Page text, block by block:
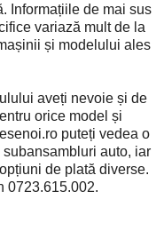
Informațiile de mai sus
variază mult de la
și modelului ales
aveți nevoie și de
orice model și
puteți vedea o
auto, iar
de plată diverse.
0723.615.002.